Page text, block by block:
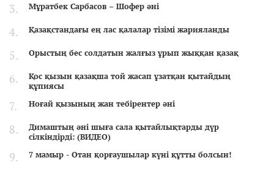
Мұратбек Сарбасов – Шофер әні
Қазақстандағы ең лас қалалар тізімі жарияланды
Орыстың бес солдатын жалғыз ұрып жыққан қазақ
Қос қызын қазақша той жасап ұзатқан қытайдың
құпиясы
Ноғай қызының жан тебірентер әні
Димаштың әні шыға сала қытайлықтарды дүр
сілкіндірді: (ВИДЕО)
7 мамыр - Отан қорғаушылар күні құтты болсын!